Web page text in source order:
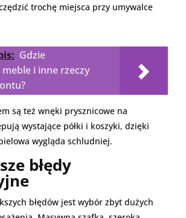
trochę miejsca przy umywalce
Gdzie
i inne rzeczy
są też wnęki prysznicowe na
wystające półki i koszyki, dzięki
wygląda schludniej.
błędy
błędów jest wybór zbyt dużych